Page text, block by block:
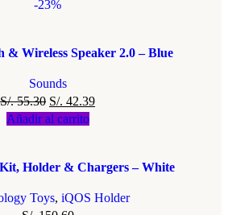
-23%
& Wireless Speaker 2.0 – Blue
Sounds
S/.55.30 S/. 42.39
Añadir al carrito
Holder & Chargers – White
Toys, iQOS Holder